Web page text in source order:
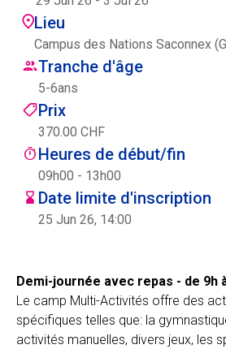
Centre des arts
Institute
Contact
Panier
Se connecter
ENFR
Lieu
Campus des Nations Saconnex
Tranche d'âge
5-6ans
Prix
370.00 CHF
Heures de début/fin
09h00 - 13h00
Date limite d'inscription
25 Jun 26, 14:00
Demi-journée avec repas - de 9h
Le camp Multi-Activités offre des
spécifiques telles que: la
activités manuelles, divers jeux, les